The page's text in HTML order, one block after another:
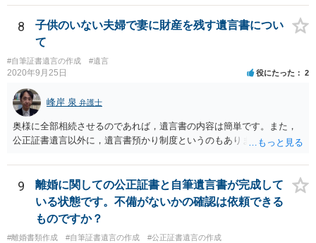
投資信託は他の相続人にというような分け方をするのか等について
は、相続人間で遺産分割協議により決める必要があります）。
8
子供のいない夫婦で妻に財産を残す遺言書につい
て
#自筆証書遺言の作成 #遺言
2020年9月25日 役にたった 2
峰岸 泉 弁護士
奥様に全部相続させるのであれば，遺言書の内容は簡単です。また，
公正証書遺言以外に，遺言書預かり制度というのもあります。
9
離婚に関しての公正証書と自筆遺言書が完成して
いる状態です。不備がないかの確認は依頼できる
ものですか？
#離婚書類作成 #自筆証書遺言の作成 #公正証書遺言の作成